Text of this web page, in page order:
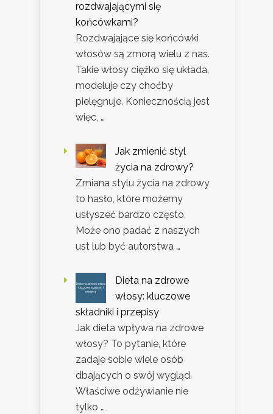
rozdwajającymi się
końcówkami?
Rozdwajające się końcówki
włosów są zmorą wielu z nas.
Takie włosy ciężko się układa,
modeluje czy choćby
pielęgnuje. Koniecznością jest
więc, …
Jak zmienić styl
życia na zdrowy?
Zmiana stylu życia na zdrowy
to hasło, które możemy
usłyszeć bardzo często.
Może ono padać z naszych
ust lub być autorstwa …
Dieta na zdrowe
włosy: kluczowe
składniki i przepisy
Jak dieta wpływa na zdrowe
włosy? To pytanie, które
zadaje sobie wiele osób
dbających o swój wygląd.
Właściwe odżywianie nie
tylko …